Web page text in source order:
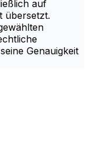
auf
übersetzt.
Genauigkeit